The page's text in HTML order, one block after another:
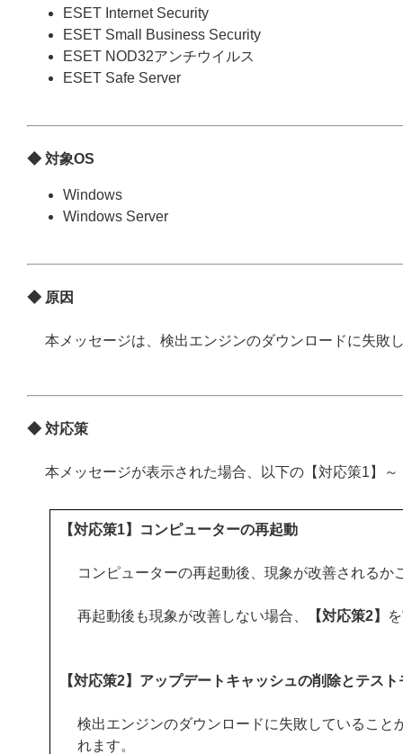
ESET Internet Security
ESET Small Business Security
ESET NOD32アンチウイルス
ESET Safe Server
◆ 対象OS
Windows
Windows Server
◆ 原因
本メッセージは、検出エンジンのダウンロードに失敗
◆ 対応策
本メッセージが表示された場合、以下の【対応策1】
【対応策1】コンピューターの再起動
コンピューターの再起動後、現象が改善されるか
再起動後も現象が改善しない場合、 【対応策2】
【対応策2】アップデートキャッシュの削除とテス
検出エンジンのダウンロードに失敗しているこ
れます。